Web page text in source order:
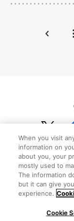
初めて
プ
When you visit
information on
about you, your
mostly used to
The information
but it can give
experience.
Cookie